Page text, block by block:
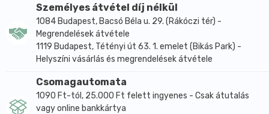
(ebből telített zsírsav 12,1 g); szénhidrát 54,5 g (ebből
cukor 20,1 g); rost 8,5 g; fehérje 6,2 g; só 0 g.
Termékösszetétel: teljes kiőrlésű búzaliszt min.36%,
fruktóz min.20%, pálmazsír, szárított kókusz min.10%,
víz, búzakeményítő.
Allergének: búza, nyomokban földimogyorót, tejet és
szóját tartalmazhat!
Személyes átvétel díj nélkül
1084 Budapest, Bacsó Béla u. 29. (Rákóczi tér) -
Megrendelések átvétele
1119 Budapest, Tétényi út 63. 1. emelet (Bikás Park) -
Helyszíni vásárlás és megrendelések átvétele
Csomagautomata
1090 Ft-tól, 25.000 Ft felett ingyenes - Csak átutalás
vagy online bankkártya